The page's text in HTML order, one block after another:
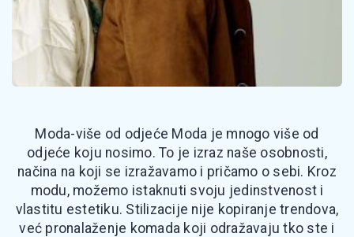
Moda-više od odjeće Moda je mnogo više od
odjeće koju nosimo. To je izraz naše osobnosti,
načina na koji se izražavamo i pričamo o sebi. Kroz
modu, možemo istaknuti svoju jedinstvenost i
vlastitu estetiku. Stilizacije nije kopiranje trendova,
već pronalaženje komada koji odražavaju tko ste i